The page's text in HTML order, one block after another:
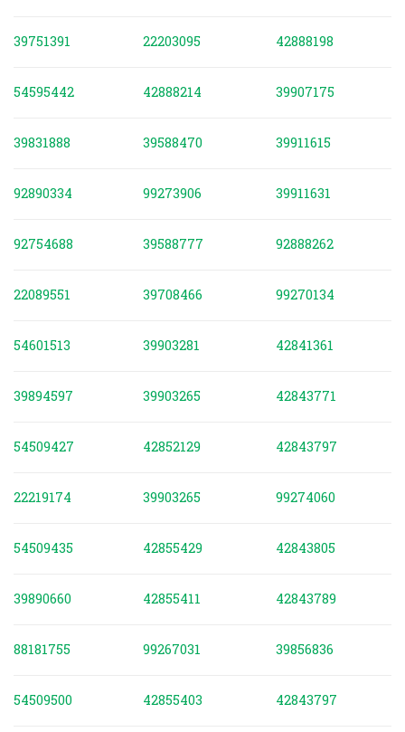
39751391 22203095 42888198
54595442 42888214 39907175
39831888 39588470 39911615
92890334 99273906 39911631
92754688 39588777 92888262
22089551 39708466 99270134
54601513 39903281 42841361
39894597 39903265 42843771
54509427 42852129 42843797
22219174 39903265 99274060
54509435 42855429 42843805
39890660 42855411 42843789
88181755 99267031 39856836
54509500 42855403 42843797